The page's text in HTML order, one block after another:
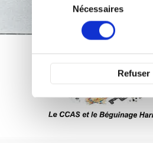
Nécessaires
Refuser